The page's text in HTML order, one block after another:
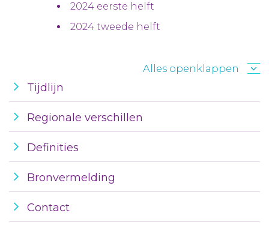
2024 eerste helft
2024 tweede helft
Alles openklappen
Tijdlijn
Regionale verschillen
Definities
Bronvermelding
Contact